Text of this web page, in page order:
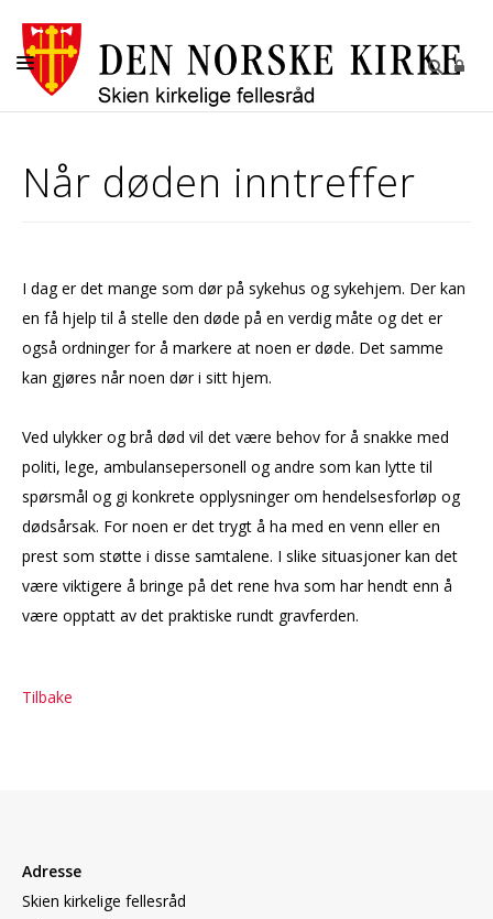
KIRKER
Når døden inntreffer
I dag er det mange som dør på sykehus og sykehjem. Der kan
en få hjelp til å stelle den døde på en verdig måte og det er
også ordninger for å markere at noen er døde. Det samme
kan gjøres når noen dør i sitt hjem.
Ved ulykker og brå død vil det være behov for å snakke med
politi, lege, ambulansepersonell og andre som kan lytte til
spørsmål og gi konkrete opplysninger om hendelsesforløp og
dødsårsak. For noen er det trygt å ha med en venn eller en
prest som støtte i disse samtalene. I slike situasjoner kan det
være viktigere å bringe på det rene hva som har hendt enn å
være opptatt av det praktiske rundt gravferden.
Tilbake
Adresse
Skien kirkelige fellesråd